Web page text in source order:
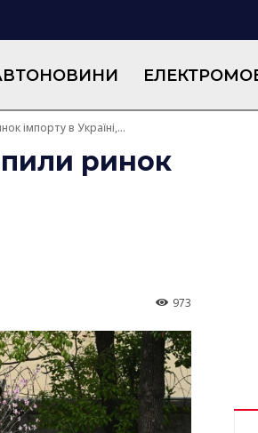
імпорту в Україні,...
ринок
973